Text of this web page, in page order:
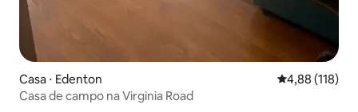
Casa ⋅ Edenton 4,88 de uma
4,88 (118)
Casa de campo na Virginia Road